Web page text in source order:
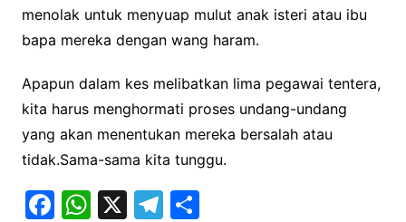
menolak untuk menyuap mulut anak isteri atau ibu
bapa mereka dengan wang haram.
Apapun dalam kes melibatkan lima pegawai tentera,
kita harus menghormati proses undang-undang
yang akan menentukan mereka bersalah atau
tidak.Sama-sama kita tunggu.
F W X T S